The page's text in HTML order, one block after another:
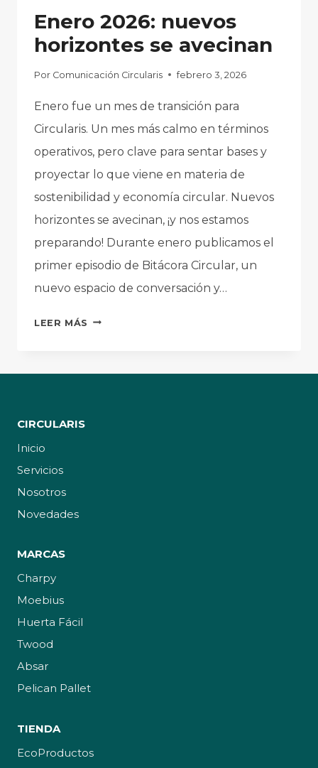
Enero 2026: nuevos
horizontes se avecinan
Por Comunicación Circularis febrero 3, 2026
Enero fue un mes de transición para
Circularis. Un mes más calmo en términos
operativos, pero clave para sentar bases y
proyectar lo que viene en materia de
sostenibilidad y economía circular. Nuevos
horizontes se avecinan, ¡y nos estamos
preparando! Durante enero publicamos el
primer episodio de Bitácora Circular, un
nuevo espacio de conversación y…
LEER MÁS ENERO
HORIZONTES
CIRCULARIS
Inicio
Servicios
Nosotros
Novedades
MARCAS
Charpy
Moebius
Huerta Fácil
Twood
Absar
Pelican Pallet
TIENDA
EcoProductos